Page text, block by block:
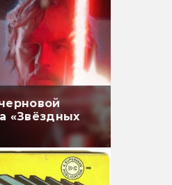
«Звёздных